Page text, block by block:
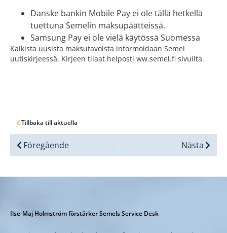
Danske bankin Mobile Pay ei ole tällä hetkellä
tuettuna Semelin maksupäätteissä.
Samsung Pay ei ole vielä käytössä Suomessa
Kaikista uusista maksutavoista informoidaan Semel
uutiskirjeessä. Kirjeen tilaat helposti ww.semel.fi sivuilta.
Tillbaka till aktuella
Föregående Nästa
Ilse-Maj Holmström förstärker Semels Service Desk